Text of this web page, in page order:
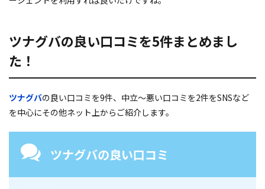
ツナグバの良い口コミを5件まとめまし
た！
ツナグバの良い口コミを9件、中立～悪い口コミを2件をSNSなど
を中心にその他ネット上からご紹介します。
ツナグバの良い口コミ